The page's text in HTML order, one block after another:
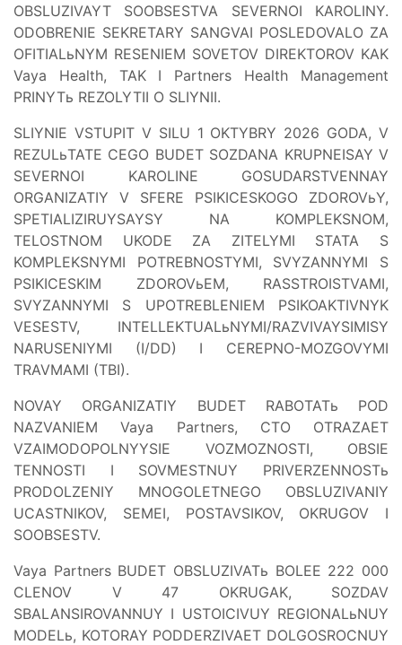
OBSLUZIVAYT SOOBSESTVA SEVERNOI KAROLINY.
ODOBRENIE SEKRETARY SANGVAI POSLEDOVALO ZA
OFITIALьNYM RESENIEM SOVETOV DIREKTOROV KAK
Vaya Health, TAK I Partners Health Management
PRINYTь REZOLYTII O SLIYNII.
SLIYNIE VSTUPIT V SILU 1 OKTYBRY 2026 GODA, V
REZULьTATE CEGO BUDET SOZDANA KRUPNEISAY V
SEVERNOI KAROLINE GOSUDARSTVENNAY
ORGANIZATIY V SFERE PSIKICESKOGO ZDOROVьY,
SPETIALIZIRUYSAYSY NA KOMPLEKSNOM,
TELOSTNOM UKODE ZA ZITELYMI STATA S
KOMPLEKSNYMI POTREBNOSTYMI, SVYZANNYMI S
PSIKICESKIM ZDOROVьEM, RASSTROISTVAMI,
SVYZANNYMI S UPOTREBLENIEM PSIKOAKTIVNYK
VESESTV, INTELLEKTUALьNYMI/RAZVIVAYSIMISY
NARUSENIYMI (I/DD) I CEREPNO-MOZGOVYMI
TRAVMAMI (TBI).
NOVAY ORGANIZATIY BUDET RABOTATь POD
NAZVANIEM Vaya Partners, CTO OTRAZAET
VZAIMODOPOLNYYSIE VOZMOZNOSTI, OBSIE
TENNOSTI I SOVMESTNUY PRIVERZENNOSTь
PRODOLZENIY MNOGOLETNEGO OBSLUZIVANIY
UCASTNIKOV, SEMEI, POSTAVSIKOV, OKRUGOV I
SOOBSESTV.
Vaya Partners BUDET OBSLUZIVATь BOLEE 222 000
CLENOV V 47 OKRUGAK, SOZDAV
SBALANSIROVANNUY I USTOICIVUY REGIONALьNUY
MODELь, KOTORAY PODDERZIVAET DOLGOSROCNUY